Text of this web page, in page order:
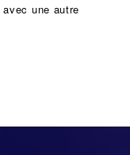
avec une autre